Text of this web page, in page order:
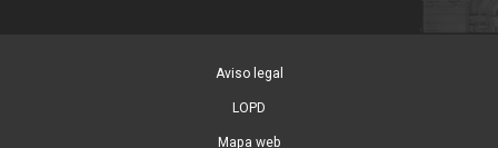
Aviso legal
LOPD
Mapa web